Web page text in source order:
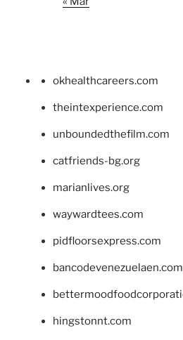
okhealthcareers.com
theintexperience.com
unboundedthefilm.com
catfriends-bg.org
marianlives.org
waywardtees.com
pidfloorsexpress.com
bancodevenezuelaen.com
hingstonnt.com